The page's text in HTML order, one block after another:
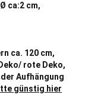
ca:2 cm,
ca. 120 cm,
rote Deko,
Aufhängung
günstig hier